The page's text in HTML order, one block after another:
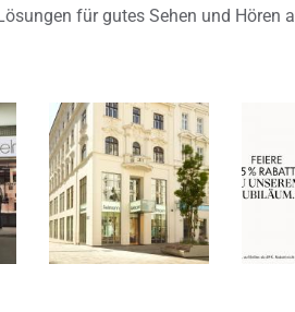
für gutes Sehen und Hören